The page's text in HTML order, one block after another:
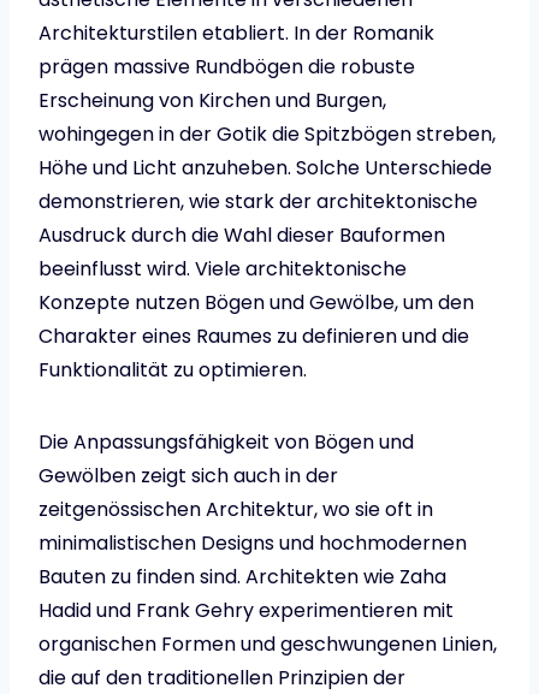
Architekturstilen etabliert. In der Romanik
prägen massive Rundbögen die robuste
Erscheinung von Kirchen und Burgen,
wohingegen in der Gotik die Spitzbögen streben,
Höhe und Licht anzuheben. Solche Unterschiede
demonstrieren, wie stark der architektonische
Ausdruck durch die Wahl dieser Bauformen
beeinflusst wird. Viele architektonische
Konzepte nutzen Bögen und Gewölbe, um den
Charakter eines Raumes zu definieren und die
Funktionalität zu optimieren.
Die Anpassungsfähigkeit von Bögen und
Gewölben zeigt sich auch in der
zeitgenössischen Architektur, wo sie oft in
minimalistischen Designs und hochmodernen
Bauten zu finden sind. Architekten wie Zaha
Hadid und Frank Gehry experimentieren mit
organischen Formen und geschwungenen Linien,
die auf den traditionellen Prinzipien der